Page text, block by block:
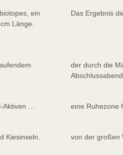
ein
Länge.
Das Ergebnis
der durch die
... eine Ruhezone
Kiesinseln. von der großen